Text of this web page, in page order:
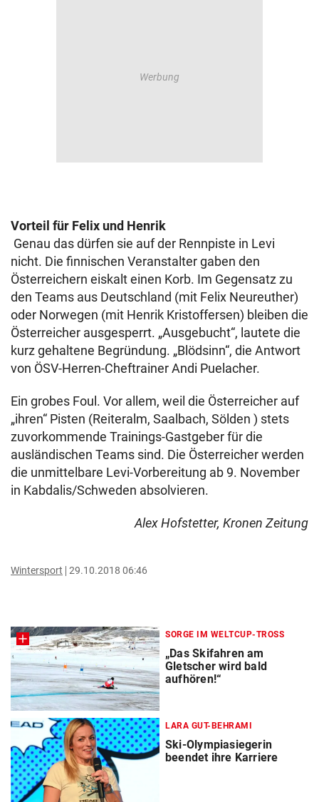
Vorteil für Felix und Henrik
Genau das dürfen sie auf der Rennpiste in Levi
nicht. Die finnischen Veranstalter gaben den
Österreichern eiskalt einen Korb. Im Gegensatz zu
den Teams aus Deutschland (mit Felix Neureuther)
oder Norwegen (mit Henrik Kristoffersen) bleiben die
Österreicher ausgesperrt. „Ausgebucht“, lautete die
kurz gehaltene Begründung. „Blödsinn“, die Antwort
von ÖSV-Herren-Cheftrainer Andi Puelacher.
Ein grobes Foul. Vor allem, weil die Österreicher auf
„ihren“ Pisten (Reiteralm, Saalbach, Sölden ) stets
zuvorkommende Trainings-Gastgeber für die
ausländischen Teams sind. Die Österreicher werden
die unmittelbare Levi-Vorbereitung ab 9. November
in Kabdalis/Schweden absolvieren.
Alex Hofstetter, Kronen Zeitung
Wintersport 29.10.2018 06:46
SORGE IM WELTCUP-TROSS
„Das Skifahren am
Gletscher wird bald
aufhören!“
LARA GUT-BEHRAMI
Ski-Olympiasiegerin
beendet ihre Karriere